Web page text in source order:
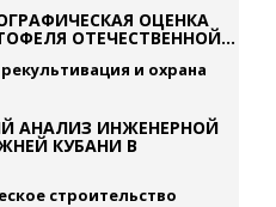
ОЦЕНКА
ОТЕЧЕСТВЕННОЙ...
и охрана
АНАЛИЗ ИНЖЕНЕРНОЙ
КУБАНИ В
строительство